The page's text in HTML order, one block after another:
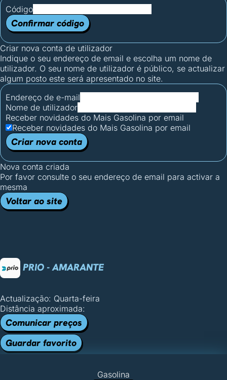
Código
Confirmar código
Criar nova conta de utilizador
Indique o seu endereço de email e escolha um nome de
utilizador. O seu nome de utilizador é público, se actualizar
algum posto este será apresentado no site.
Endereço de e-mail
Nome de utilizador
Receber novidades do Mais Gasolina por email
Receber novidades do Mais Gasolina por email
Criar nova conta
Nova conta criada
Por favor consulte o seu endereço de email para activar a
mesma
Voltar ao site
PRIO - AMARANTE
Actualização: Quarta-feira
Distância aproximada:
Comunicar preços
Guardar favorito
Gasolina